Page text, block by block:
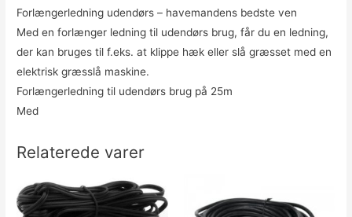
Forlængerledning udendørs – havemandens bedste ven
Med en forlænger ledning til udendørs brug, får du en ledning,
der kan bruges til f.eks. at klippe hæk eller slå græsset med en
elektrisk græsslå maskine.
Forlængerledning til udendørs brug på 25m
Med
Relaterede varer